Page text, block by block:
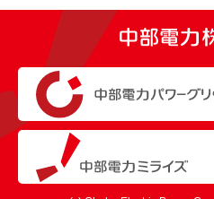
（新しいウィンドウを開
（新しいウィンドウを開